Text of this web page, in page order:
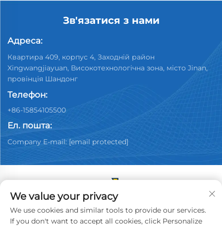
Зв'язатися з нами
Адреса:
Квартира 409, корпус 4, Заходній район
Xingwangjiayuan, Високотехнологічна зона, місто Jinan,
провінція Шандонг
Телефон:
+86-15854105500
Ел. пошта:
Company E-mail: [email protected]
Copyright © 2025 China Jinan Youpin Used Car
Dealership Co., Ltd. All rights reserved.Політика
We value your privacy
We use cookies and similar tools to provide our services.
If you don't want to accept all cookies, click Personalize